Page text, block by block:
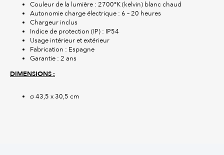
Couleur de la lumière : 2700°K (kelvin) blanc chaud
Autonomie charge électrique : 6 – 20 heures
Chargeur inclus
Indice de protection (IP) : IP54
Usage intérieur et extérieur
Fabrication : Espagne
Garantie : 2 ans
DIMENSIONS :
ø 43,5 x 30,5 cm